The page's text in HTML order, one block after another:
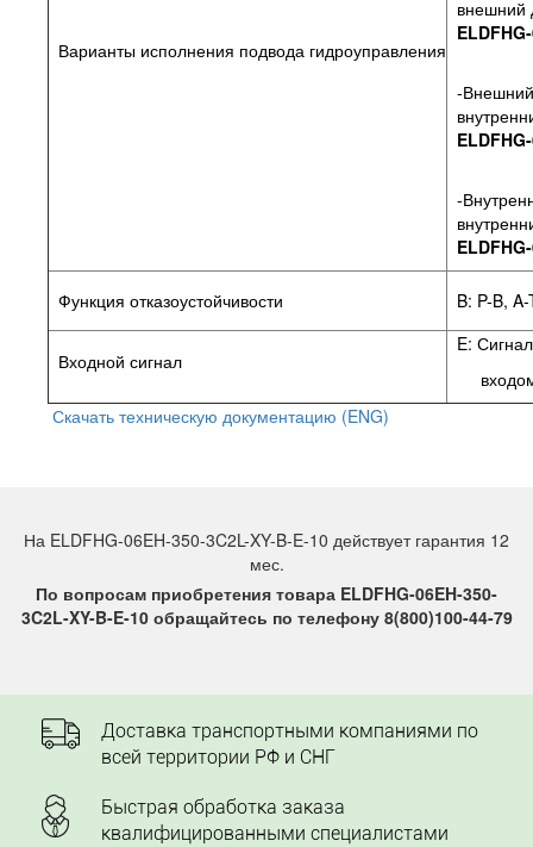
Варианты исполнения подвода гидроуправления
внешний
-
-
Функция отказоустойчивости B: P-B,
Входной сигнал
E:
входом
Скачать техническую документацию (ENG)
На ELDFHG-06EH-350-3C2L-XY-B-E-10 действует гарантия 12
мес.
По вопросам приобретения товара ELDFHG-06EH-350-
3C2L-XY-B-E-10 обращайтесь по телефону 8(800)100-44-79
Доставка транспортными компаниями по
всей территории РФ и СНГ
Быстрая обработка заказа
квалифицированными специалистами